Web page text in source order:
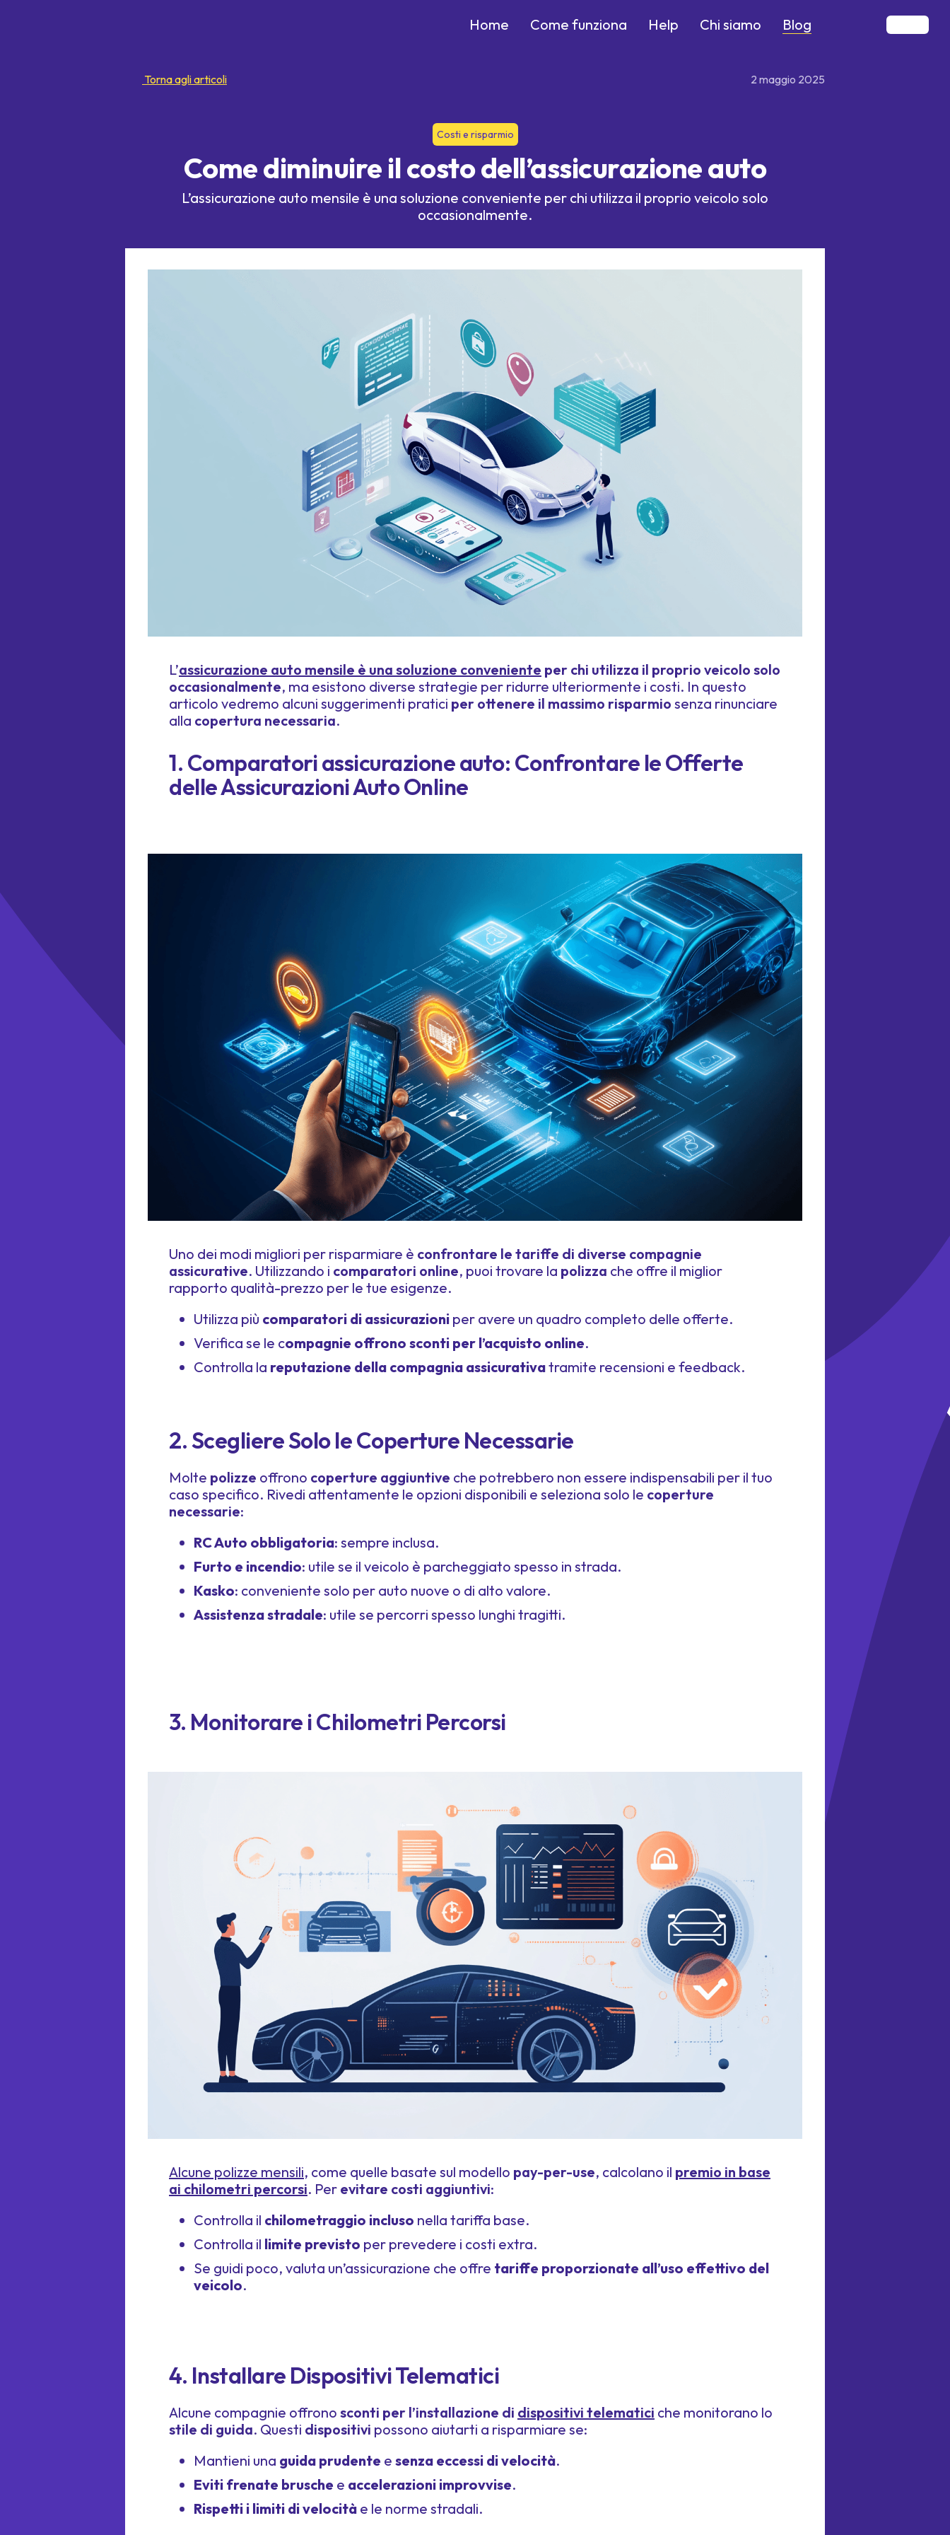
Home Come funziona Help Chi siamo Blog
Torna agli articoli 2 maggio 2025
Costi e risparmio
Come diminuire il costo dell’assicurazione auto
L’assicurazione auto mensile è una soluzione conveniente per chi utilizza il proprio veicolo solo
occasionalmente.
L’assicurazione auto mensile è una soluzione conveniente per chi utilizza il proprio veicolo solo
occasionalmente, ma esistono diverse strategie per ridurre ulteriormente i costi. In questo
articolo vedremo alcuni suggerimenti pratici per ottenere il massimo risparmio senza rinunciare
alla copertura necessaria.
1. Comparatori assicurazione auto: Confrontare le Offerte
delle Assicurazioni Auto Online
Uno dei modi migliori per risparmiare è confrontare le tariffe di diverse compagnie
assicurative. Utilizzando i comparatori online, puoi trovare la polizza che offre il miglior
rapporto qualità-prezzo per le tue esigenze.
Utilizza più comparatori di assicurazioni per avere un quadro completo delle offerte.
Verifica se le compagnie offrono sconti per l’acquisto online.
Controlla la reputazione della compagnia assicurativatramite recensioni e feedback.
2. Scegliere Solo le Coperture Necessarie
Molte polizze offrono coperture aggiuntive che potrebbero non essere indispensabili per il tuo
caso specifico. Rivedi attentamente le opzioni disponibili e seleziona solo le coperture
necessarie:
RC Auto obbligatoria: sempre inclusa.
Furto e incendio: utile se il veicolo è parcheggiato spesso in strada.
Kasko: conveniente solo per auto nuove o di alto valore.
Assistenza stradale: utile se percorri spesso lunghi tragitti.
3. Monitorare i Chilometri Percorsi
Alcune polizze mensili, come quelle basate sul modello pay-per-use, calcolano il premio in base
ai chilometri percorsi. Per evitare costi aggiuntivi:
Controlla il chilometraggio incluso nella tariffa base.
Controlla il limite previsto per prevedere i costi extra.
Se guidi poco, valuta un’assicurazione che offre tariffe proporzionate all’uso effettivo del
veicolo.
4. Installare Dispositivi Telematici
Alcune compagnie offrono sconti per l’installazione di dispositivi telematici che monitorano lo
stile di guida. Questi dispositivi possono aiutarti a risparmiare se:
Mantieni una guida prudente e senza eccessi di velocità.
Eviti frenate brusche e accelerazioni improvvise.
Rispetti i limiti di velocità e le norme stradali.